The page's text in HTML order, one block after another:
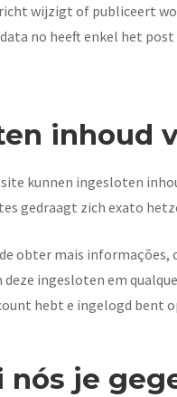
wijzigt of publiceert
no heeft enkel het
inhoud
kunnen ingesloten
gedraagt zich exato
obter mais
ingesloten em
hebt e ingelogd bent
nós je